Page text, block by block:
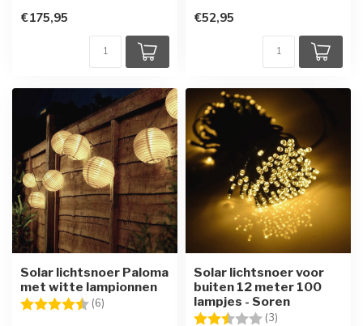
€175,95 €52,95
Solar lichtsnoer Paloma
met witte lampionnen
Beoordeling: (6)
Solar lichtsnoer voor
buiten 12 meter 100
lampjes - Soren
Beoordeling: (3)